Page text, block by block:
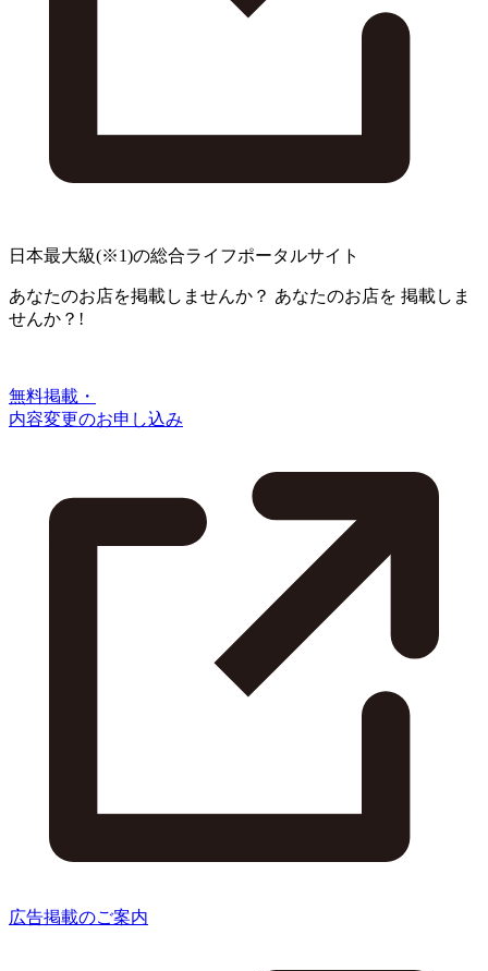
日本最大級(※1)の総合ライフポータルサイト
あなたのお店を掲載しませんか？ あなたのお店を 掲載しま
せんか？!
無料掲載・
内容変更のお申し込み
広告掲載のご案内